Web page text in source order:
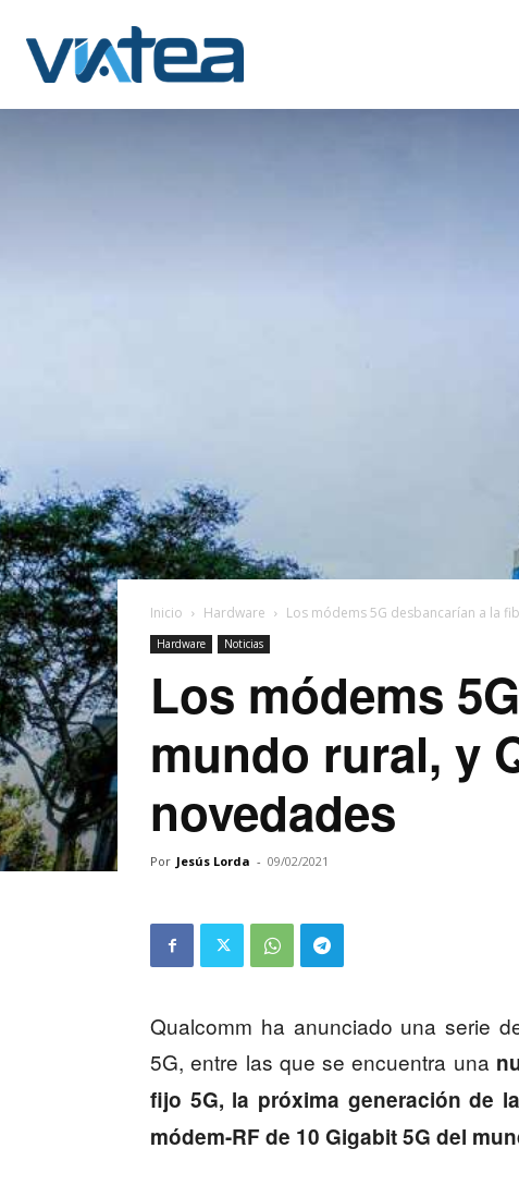
Inicio Hardware Los módems 5G desbancarían a la
Hardware Noticias
Los módems
mundo rural, y
novedades
Por Jesús Lorda - 09/02/2021
Qualcomm ha anunciado una serie
5G, entre las que se encuentra una
fijo 5G, la próxima generación de
módem-RF de 10 Gigabit 5G del